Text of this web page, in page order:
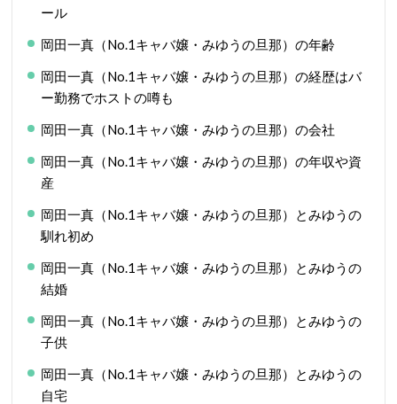
ール
岡田一真（No.1キャバ嬢・みゆうの旦那）の年齢
岡田一真（No.1キャバ嬢・みゆうの旦那）の経歴はバ
ー勤務でホストの噂も
岡田一真（No.1キャバ嬢・みゆうの旦那）の会社
岡田一真（No.1キャバ嬢・みゆうの旦那）の年収や資
産
岡田一真（No.1キャバ嬢・みゆうの旦那）とみゆうの
馴れ初め
岡田一真（No.1キャバ嬢・みゆうの旦那）とみゆうの
結婚
岡田一真（No.1キャバ嬢・みゆうの旦那）とみゆうの
子供
岡田一真（No.1キャバ嬢・みゆうの旦那）とみゆうの
自宅